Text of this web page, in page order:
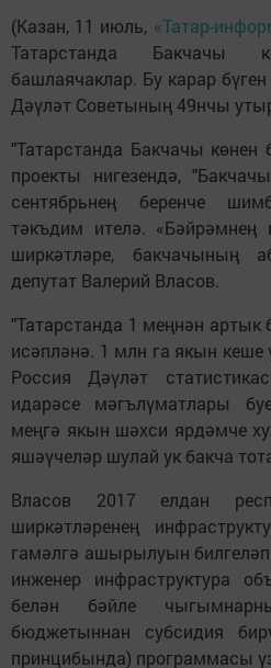
(Казан, 11 июль, «Татар-
Татарстанда Бакчачы
башлаячаклар. Бу карар
Дәүләт Советының 49нчы
"Татарстанда Бакчачы көнен
проекты нигезендә,
сентябрьнең беренче
тәкъдим ителә.
ширкәтләре, бакчачының
депутат Валерий Власов.
"Татарстанда 1 меңнән
исәпләнә. 1 млн га якын
Россия Дәүләт
идарәсе мәгълүматлары
меңгә якын шәхси ярдәмче
яшәүчеләр шулай ук бакча
Власов 2017 елдан
ширкәтләренең
гамәлгә ашырылуын
инженер инфраструктура
белән бәйле
бюджетыннан субсидия
принцибында) программасы